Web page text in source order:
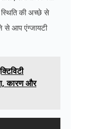
की अच्छे से
से आप एंग्जायटी
कारण और